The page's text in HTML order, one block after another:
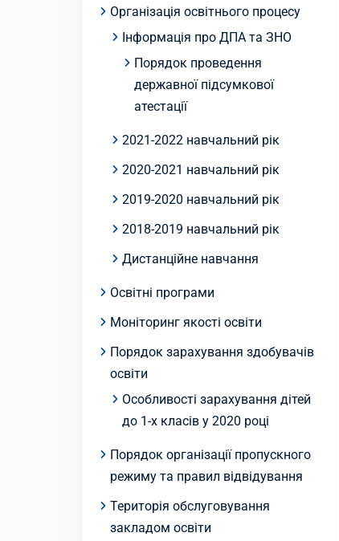
Організація освітнього процесу
Інформація про ДПА та ЗНО
Порядок проведення
державної підсумкової
атестації
2021-2022 навчальний рік
2020-2021 навчальний рік
2019-2020 навчальний рік
2018-2019 навчальний рік
Дистанційне навчання
Освітні програми
Моніторинг якості освіти
Порядок зарахування здобувачів
освіти
Особливості зарахування дітей
до 1-х класів у 2020 році
Порядок організації пропускного
режиму та правил відвідування
Територія обслуговування
закладом освіти